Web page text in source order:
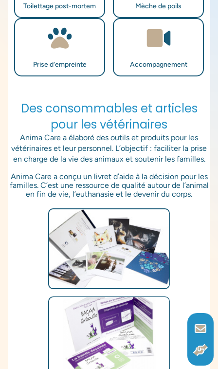
Toilettage post-mortem Mèche de poils
Prise d’empreinte Accompagnement
Des consommables et articles
pour les vétérinaires
Anima Care a élaboré des outils et produits pour les
vétérinaires et leur personnel. L’objectif : faciliter la prise
en charge de la vie des animaux et soutenir les familles.
Anima Care a conçu un livret d’aide à la décision pour les
familles. C’est une ressource de qualité autour de l’animal
en fin de vie, l’euthanasie et le devenir du corps.